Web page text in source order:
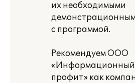
их необходимыми
с программой.
Рекомендуем ООО
«Информационный
профит» как